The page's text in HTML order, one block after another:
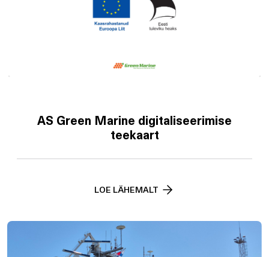
AS Green Marine digitaliseerimise
teekaart
LOE LÄHEMALT